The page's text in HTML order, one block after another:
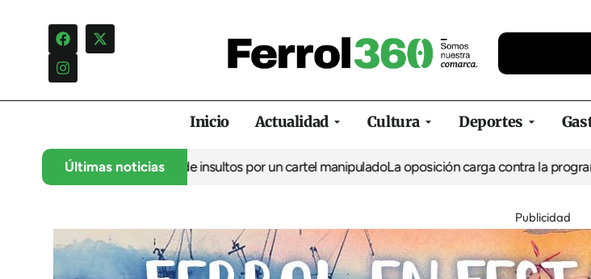
Inicio Actualidad Cultura Deportes
Últimas noticias
una campaña de insultos por un cartel manipuladoLa oposición carga contra la programación
Publicidad